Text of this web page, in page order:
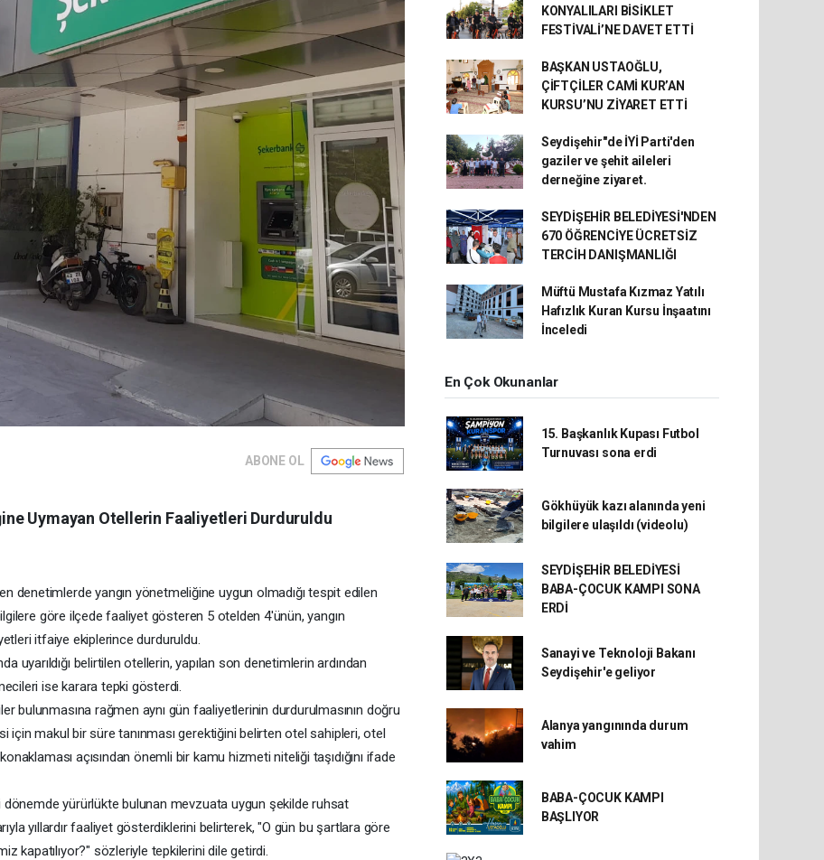
ABONE OL
Uymayan Otellerin Faaliyetleri Durduruldu
denetimlerde yangın yönetmeliğine uygun olmadığı tespit edilen
göre ilçede faaliyet gösteren 5 otelden 4'ünün, yangın
itfaiye ekiplerince durduruldu.
uyarıldığı belirtilen otellerin, yapılan son denetimlerin ardından
ise karara tepki gösterdi.
bulunmasına rağmen aynı gün faaliyetlerinin durdurulmasının doğru
için makul bir süre tanınması gerektiğini belirten otel sahipleri, otel
açısından önemli bir kamu hizmeti niteliği taşıdığını ifade
yürürlükte bulunan mevzuata uygun şekilde ruhsat
yıllardır faaliyet gösterdiklerini belirterek, "O gün bu şartlara göre
kapatılıyor?" sözleriyle tepkilerini dile getirdi.
KONYALILARI BİSİKLET
FESTİVALİ’NE DAVET ETTİ
BAŞKAN USTAOĞLU,
ÇİFTÇİLER CAMİ KUR’AN
KURSU’NU ZİYARET ETTİ
Seydişehir"de İYİ Parti'den
gaziler ve şehit aileleri
derneğine ziyaret.
SEYDİŞEHİR BELEDİYESİ'NDEN
670 ÖĞRENCİYE ÜCRETSİZ
TERCİH DANIŞMANLIĞI
Müftü Mustafa Kızmaz Yatılı
Hafızlık Kuran Kursu İnşaatını
İnceledi
En Çok Okunanlar
15. Başkanlık Kupası Futbol
Turnuvası sona erdi
Gökhüyük kazı alanında yeni
bilgilere ulaşıldı (videolu)
SEYDİŞEHİR BELEDİYESİ
BABA-ÇOCUK KAMPI SONA
ERDİ
Sanayi ve Teknoloji Bakanı
Seydişehir'e geliyor
Alanya yangınında durum
vahim
BABA-ÇOCUK KAMPI
BAŞLIYOR